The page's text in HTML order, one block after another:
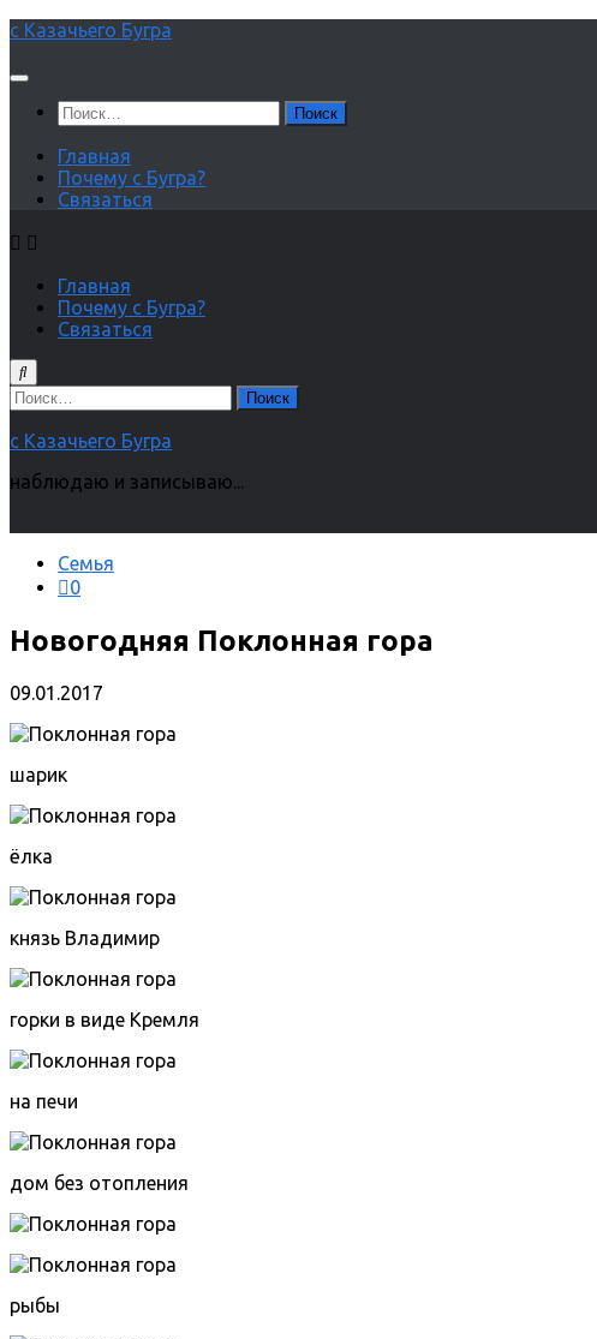
Перейти
содержимому
с Казачьего Бугра
Найти:
Главная
Почему с Бугра?
Связаться
Главная
Почему с Бугра?
Связаться
Найти:
с Казачьего Бугра
наблюдаю и записываю...
Семья
0
Новогодняя Поклонная гора
09.01.2017
шарик
ёлка
князь Владимир
горки в виде Кремля
на печи
дом без отопления
рыбы